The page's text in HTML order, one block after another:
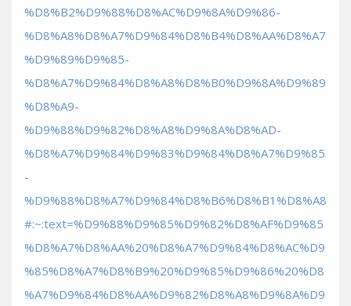
%D8%B2%D9%88%D8%AC%D9%8A%D9%86-
%D8%A8%D8%A7%D9%84%D8%B4%D8%AA%D8%A7
%D9%89%D9%85-
%D8%A7%D9%84%D8%A8%D8%B0%D9%8A%D9%89
%D8%A9-
%D9%88%D9%82%D8%A8%D9%8A%D8%AD-
%D8%A7%D9%84%D9%83%D9%84%D8%A7%D9%85
-
%D9%88%D8%A7%D9%84%D8%B6%D8%B1%D8%A8
#:~:text=%D9%88%D9%85%D9%82%D8%AF%D9%85
%D8%A7%D8%AA%20%D8%A7%D9%84%D8%AC%D9
%85%D8%A7%D8%B9%20%D9%85%D9%86%20%D8
%A7%D9%84%D8%AA%D9%82%D8%A8%D9%8A%D9